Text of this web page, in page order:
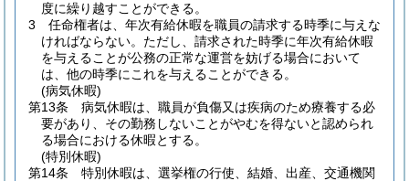
度に繰り越すことができる。
3
任命権者は、年次有給休暇を職員の請求する時季に与えな
ければならない。 ただし、請求された時季に年次有給休暇
を与えることが公務の正常な運営を妨げる場合において
は、他の時季にこれを与えることができる。
(病気休暇)
第13条
病気休暇は、職員が負傷又は疾病のため療養する必
要があり、その勤務しないことがやむを得ないと認められ
る場合における休暇とする。
(特別休暇)
第14条
特別休暇は、選挙権の行使、結婚、出産、交通機関